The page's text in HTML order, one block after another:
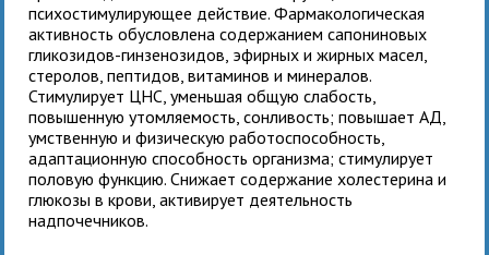
психостимулирующее действие. Фармакологическая
активность обусловлена содержанием сапониновых
гликозидов-гинзенозидов, эфирных и жирных масел,
стеролов, пептидов, витаминов и минералов.
Стимулирует ЦНС, уменьшая общую слабость,
повышенную утомляемость, сонливость; повышает АД,
умственную и физическую работоспособность,
адаптационную способность организма; стимулирует
половую функцию. Снижает содержание холестерина и
глюкозы в крови, активирует деятельность
надпочечников.